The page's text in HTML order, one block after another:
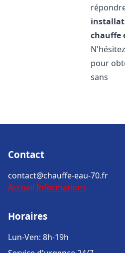
chauffe
pour
sans
Contact
contact@chauffe-eau-70.fr
Accueil Informations
Horaires
Lun-Ven: 8h-19h